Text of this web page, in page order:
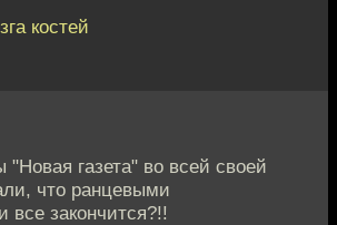
костей
"Новая газета" во всей своей
что ранцевыми
все закончится?!!